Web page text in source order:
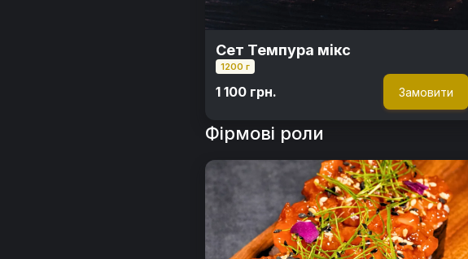
Сет Темпура мікс
1200 г
1 100 грн. Замовити
Фірмові роли